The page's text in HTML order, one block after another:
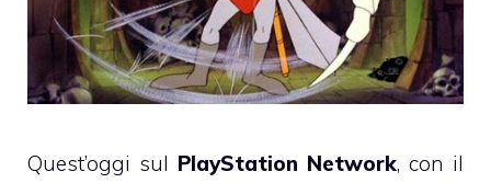
Quest’oggi sul PlayStation Network, con il